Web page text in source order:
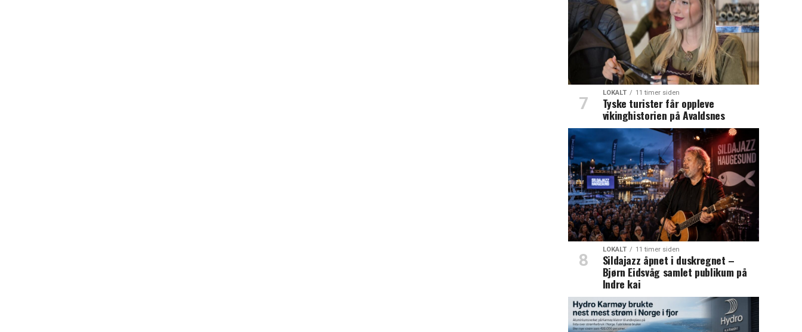
LOKALT 11 timer siden
Tyske turister får oppleve
vikinghistorien på Avaldsnes
LOKALT 11 timer siden
Sildajazz åpnet i duskregnet –
Bjørn Eidsvåg samlet publikum på
Indre kai